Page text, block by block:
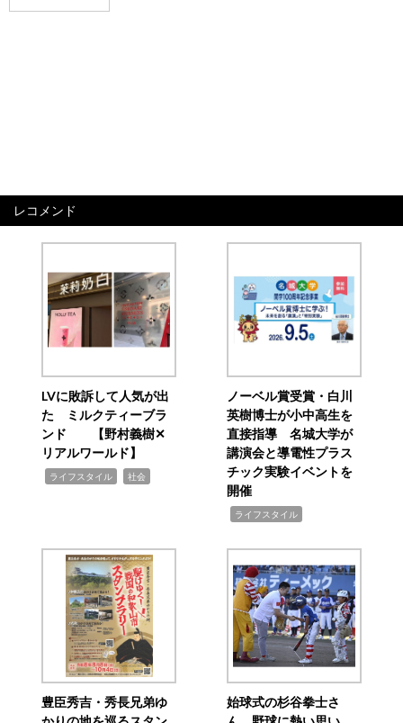
レコメンド
LVに敗訴して人気が出
た ミルクティーブラ
ンド 【野村義樹✕
リアルワールド】
ライフスタイル 社会
ノーベル賞受賞・白川
英樹博士が小中高生を
直接指導 名城大学が
講演会と導電性プラス
チック実験イベントを
開催
ライフスタイル
豊臣秀吉・秀長兄弟ゆ
始球式の杉谷拳士さ